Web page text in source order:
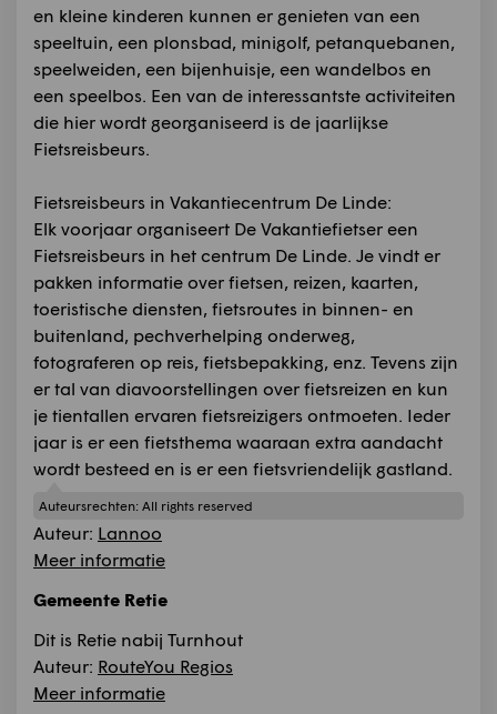
en kleine kinderen kunnen er genieten van een
speeltuin, een plonsbad, minigolf, petanquebanen,
speelweiden, een bijenhuisje, een wandelbos en
een speelbos. Een van de interessantste activiteiten
die hier wordt georganiseerd is de jaarlijkse
Fietsreisbeurs.
Fietsreisbeurs in Vakantiecentrum De Linde:
Elk voorjaar organiseert De Vakantiefietser een
Fietsreisbeurs in het centrum De Linde. Je vindt er
pakken informatie over fietsen, reizen, kaarten,
toeristische diensten, fietsroutes in binnen- en
buitenland, pechverhelping onderweg,
fotograferen op reis, fietsbepakking, enz. Tevens zijn
er tal van diavoorstellingen over fietsreizen en kun
je tientallen ervaren fietsreizigers ontmoeten. Ieder
jaar is er een fietsthema waaraan extra aandacht
wordt besteed en is er een fietsvriendelijk gastland.
Auteursrechten: All rights reserved
Auteur: Lannoo
Meer informatie
Gemeente Retie
Dit is Retie nabij Turnhout
Auteur: RouteYou Regios
Meer informatie